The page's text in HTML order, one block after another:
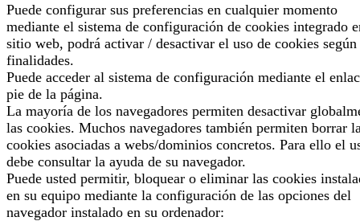
Puede configurar sus preferencias en cualquier momento
mediante el sistema de configuración de cookies integrado
sitio web, podrá activar / desactivar el uso de cookies según
finalidades.
Puede acceder al sistema de configuración mediante el
pie de la página.
La mayoría de los navegadores permiten desactivar
las cookies. Muchos navegadores también permiten borrar
cookies asociadas a webs/dominios concretos. Para ello el
debe consultar la ayuda de su navegador.
Puede usted permitir, bloquear o eliminar las cookies
en su equipo mediante la configuración de las opciones del
navegador instalado en su ordenador: